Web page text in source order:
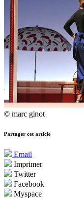
© marc ginot
Partager cet article
Email
Imprimer
Twitter
Facebook
Myspace